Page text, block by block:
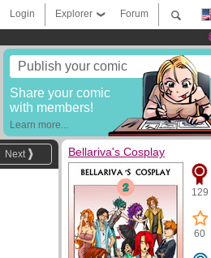
Forum
Explorer
Login
Publish your comic
Share your comic
with members!
Learn more...
Next Bellariva's Cosplay
129
60